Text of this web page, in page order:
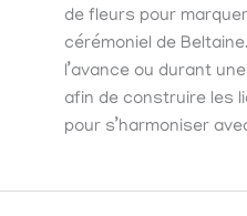
de fleurs pour
cérémoniel de
l’avance ou durant
afin de construire les
pour s’harmoniser